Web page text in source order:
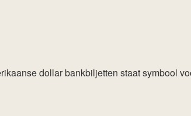
dollar bankbiljetten staat symbool